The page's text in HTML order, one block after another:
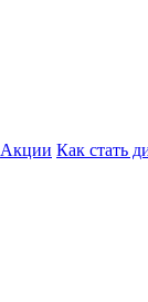
Акции Как стать